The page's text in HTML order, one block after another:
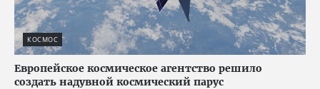
КОСМОС
Европейское космическое агентство решило
создать надувной космический парус